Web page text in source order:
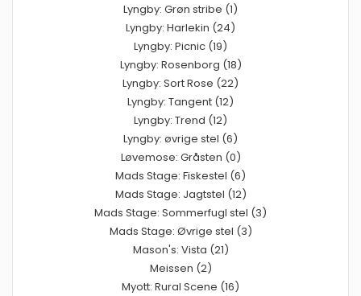
Lyngby: Grøn stribe (1)
Lyngby: Harlekin (24)
Lyngby: Picnic (19)
Lyngby: Rosenborg (18)
Lyngby: Sort Rose (22)
Lyngby: Tangent (12)
Lyngby: Trend (12)
Lyngby: øvrige stel (6)
Løvemose: Gråsten (0)
Mads Stage: Fiskestel (6)
Mads Stage: Jagtstel (12)
Mads Stage: Sommerfugl stel (3)
Mads Stage: Øvrige stel (3)
Mason's: Vista (21)
Meissen (2)
Myott: Rural Scene (16)